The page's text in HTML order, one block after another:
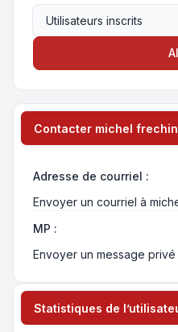
Contacter michel
Adresse de courriel :
Envoyer un courriel à
MP :
Envoyer un message privé
Statistiques de